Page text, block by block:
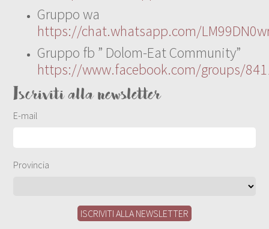
Gruppo wa
https://chat.whatsapp.com/
Gruppo fb ” Dolom-Eat Community”
https://www.facebook.com/groups/
Iscriviti alla newsletter
E-mail
Provincia